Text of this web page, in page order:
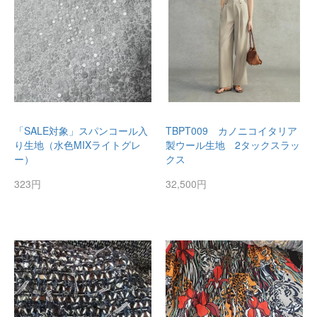
「SALE対象」スパンコール入
り生地（水色MIXライトグレ
ー）
323円
TBPT009 カノニコイタリア
製ウール生地 2タックスラッ
クス
32,500円